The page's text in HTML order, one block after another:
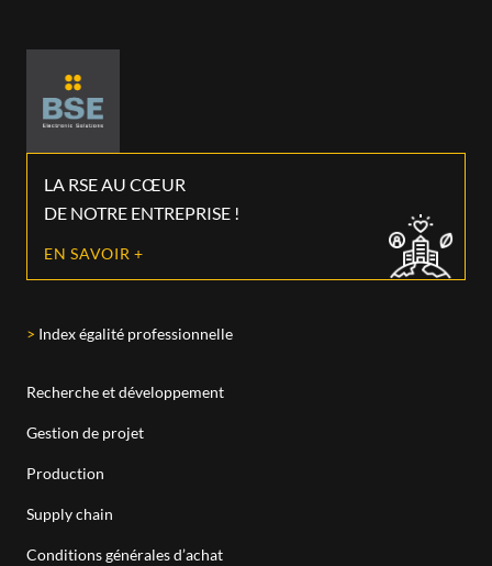
LA RSE AU CŒUR
DE NOTRE ENTREPRISE !
EN SAVOIR +
Index égalité professionnelle
Recherche et développement
Gestion de projet
Production
Supply chain
Conditions générales d’achat